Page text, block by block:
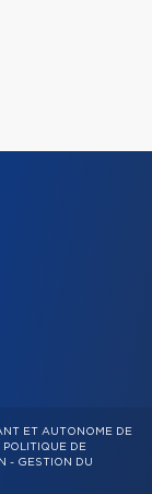
ET AUTONOME DE
POLITIQUE DE
- GESTION DU